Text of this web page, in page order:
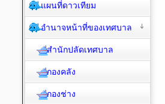
แผนที่ดาวเทียม
อำนาจหน้าที่ของเทศบาล
สำนักปลัดเทศบาล
กองคลัง
กองช่าง